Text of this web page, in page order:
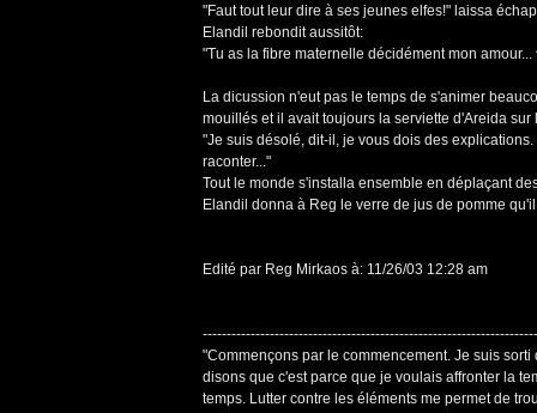
"Faut tout leur dire à ses jeunes elfes!" laissa
Elandil rebondit aussitôt:
"Tu as la fibre maternelle décidément mon amour...
La dicussion n'eut pas le temps de s'animer
mouillés et il avait toujours la serviette d'Areida sur
"Je suis désolé, dit-il, je vous dois des
raconter..."
Tout le monde s'installa ensemble en déplaçant
Elandil donna à Reg le verre de jus de pomme
Edité par Reg Mirkaos à: 11/26/03 12:28 am
"Commençons par le commencement. Je suis
disons que c'est parce que je voulais affronter la
temps. Lutter contre les éléments me permet de